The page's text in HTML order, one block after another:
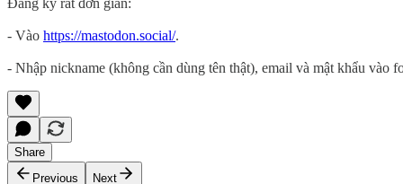
Đăng ký rất đơn giản:
- Vào https://mastodon.social/.
- Nhập nickname (không cần dùng tên thật), email và mật khẩu vào
Share
Previous
Next